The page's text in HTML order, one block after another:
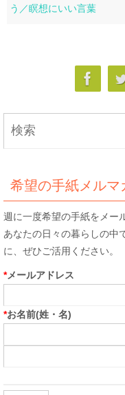
う／瞑想にいい言葉
希望の手紙メルマ
週に一度希望の手紙をメー
あなたの日々の暮らしの中
に、ぜひご活用ください。
*メールアドレス
*お名前(姓・名)